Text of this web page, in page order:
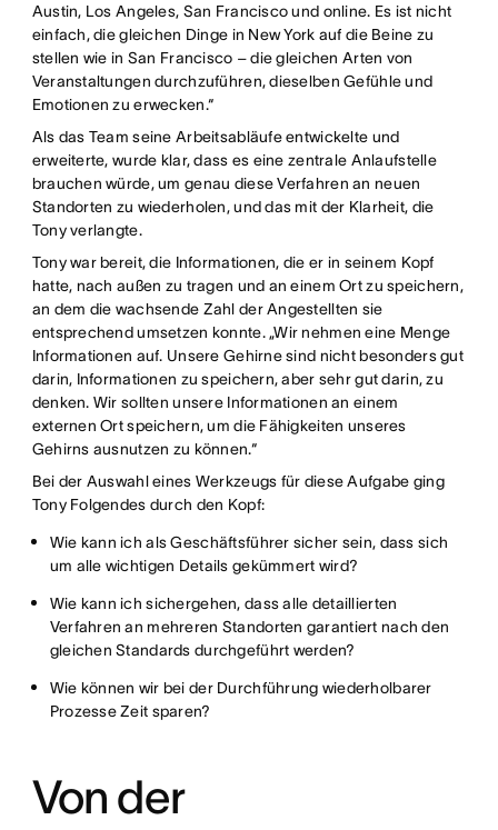
Austin, Los Angeles, San Francisco und online. Es ist nicht
einfach, die gleichen Dinge in New York auf die Beine zu
stellen wie in San Francisco – die gleichen Arten von
Veranstaltungen durchzuführen, dieselben Gefühle und
Emotionen zu erwecken.“
Als das Team seine Arbeitsabläufe entwickelte und
erweiterte, wurde klar, dass es eine zentrale Anlaufstelle
brauchen würde, um genau diese Verfahren an neuen
Standorten zu wiederholen, und das mit der Klarheit, die
Tony verlangte.
Tony war bereit, die Informationen, die er in seinem Kopf
hatte, nach außen zu tragen und an einem Ort zu speichern,
an dem die wachsende Zahl der Angestellten sie
entsprechend umsetzen konnte. „Wir nehmen eine Menge
Informationen auf. Unsere Gehirne sind nicht besonders gut
darin, Informationen zu speichern, aber sehr gut darin, zu
denken. Wir sollten unsere Informationen an einem
externen Ort speichern, um die Fähigkeiten unseres
Gehirns ausnutzen zu können.“
Bei der Auswahl eines Werkzeugs für diese Aufgabe ging
Tony Folgendes durch den Kopf:
Wie kann ich als Geschäftsführer sicher sein, dass sich
um alle wichtigen Details gekümmert wird?
Wie kann ich sichergehen, dass alle detaillierten
Verfahren an mehreren Standorten garantiert nach den
gleichen Standards durchgeführt werden?
Wie können wir bei der Durchführung wiederholbarer
Prozesse Zeit sparen?
Von der